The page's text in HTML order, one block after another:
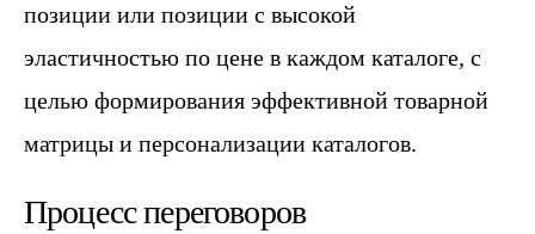
позиции или позиции с высокой
эластичностью по цене в каждом каталоге, с
целью формирования эффективной товарной
матрицы и персонализации каталогов.
Процесс переговоров